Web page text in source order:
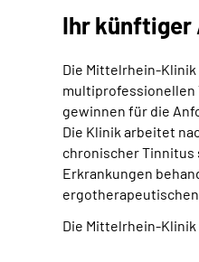
Ihr
Die Mittelrhein-Klinik
multiprofessionellen
gewinnen für die
Die Klinik arbeitet
chronischer Tinnitus
Erkrankungen
ergotherapeutischen
Die Mittelrhein-Klinik